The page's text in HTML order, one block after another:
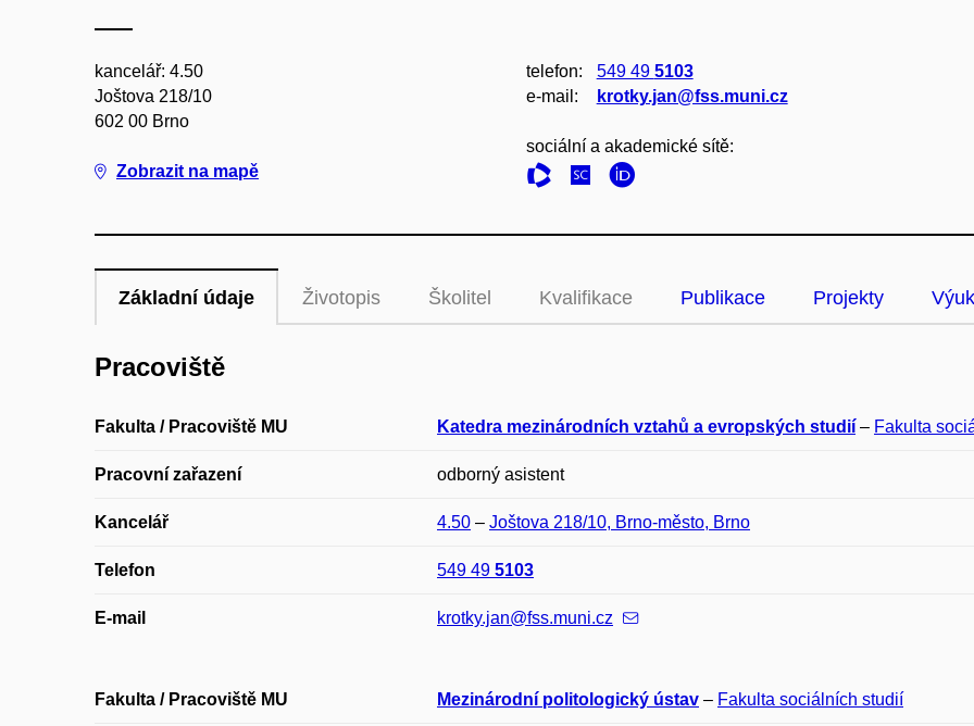
kancelář: 4.50
Joštova 218/10
602 00 Brno
Zobrazit na mapě
telefon: 549 49 5103
e‑mail:
krotky.jan@fss.muni.cz
sociální a akademické sítě:
Základní údaje Životopis Školitel Kvalifikace Publikace Projekty
Pracoviště
Fakulta / Pracoviště MU Katedra mezinárodních vztahů a evropských studií – Fakulta
Pracovní zařazení odborný asistent
Kancelář 4.50 – Joštova 218/10, Brno-město, Brno
Telefon 549 49 5103
E-mail krotky.jan@fss.muni.cz
Fakulta / Pracoviště MU Mezinárodní politologický ústav – Fakulta sociálních studií